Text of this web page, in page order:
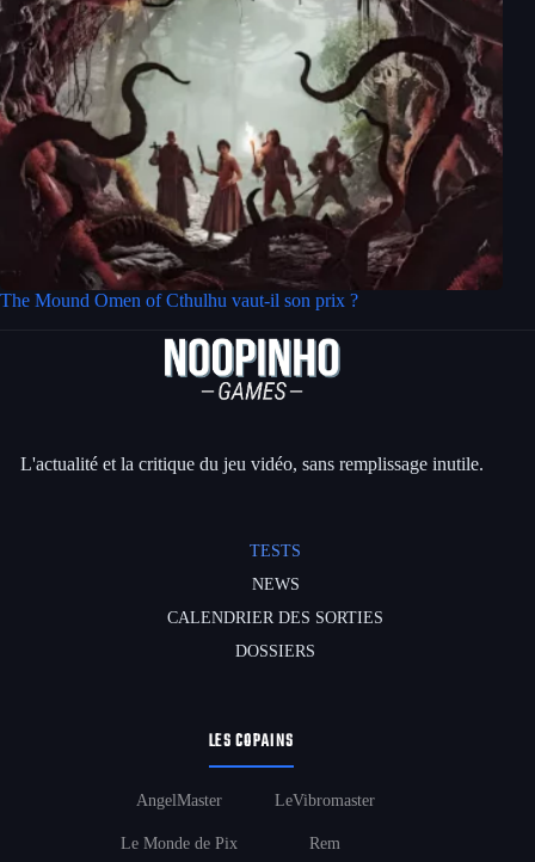
The Mound Omen of Cthulhu vaut-il son prix ?
L'actualité et la critique du jeu vidéo, sans remplissage inutile.
TESTS
NEWS
CALENDRIER DES SORTIES
DOSSIERS
LES COPAINS
AngelMaster
Le Monde de Pix
LeVibromaster
Rem